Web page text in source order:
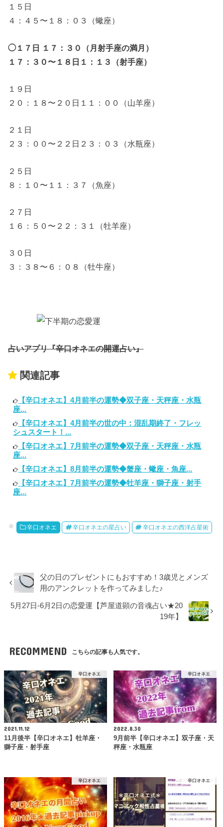
１５日
４：４５〜１８：０３（蠍座）
◯１７日 １７：３０（月射手座の満月）
１７：３０〜１８日１：１３（射手座）
１９日
２０：１８〜２０日１１：００（山羊座）
２１日
２３：００〜２２日２３：０３（水瓶座）
２５日
８：１０〜１１：３７（魚座）
２７日
１６：５０〜２２：３１（牡羊座）
３０日
３：３８〜６：０８（牡牛座）
占いアプリ『辛口オネエの開運占い』
関連記事
【辛口オネエ】4月前半の運勢◆双子座・天秤座・水瓶
座...
【辛口オネエ】4月前半の世の中：混乱期終了・フレッ
シュスタート！...
【辛口オネエ】7月前半の運勢◆双子座・天秤座・水瓶
座...
【辛口オネエ】8月前半の運勢◆蟹座・蠍座・魚座...
【辛口オネエ】7月前半の運勢◆牡羊座・獅子座・射手
座...
辛口オネエ 辛口オネエの星占い 辛口オネエの西洋占星術
父の日のプレゼントにもおすすめ！3歳児とメンズ
用のアンクレットを作ってみました♪
5月27日-6月2日の恋愛運【芦屋道顕の音魂占い★20
19年】
RECOMMEND こちらの記事も人気です。
辛口オネエ
2021.11.12
11月後半【辛口オネエ】牡羊座・
獅子座・射手座
辛口オネエ
2022.8.30
9月前半【辛口オネエ】双子座・天
秤座・水瓶座
辛口オネエ 辛口オネエ